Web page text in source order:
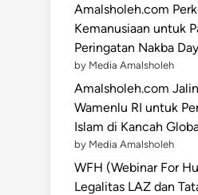
Amalsholeh.com
Kemanusiaan untuk
Peringatan Nakba
by Media Amalsholeh
Amalsholeh.com
Wamenlu RI untuk
Islam di Kancah
by Media Amalsholeh
WFH (Webinar For
Legalitas LAZ dan